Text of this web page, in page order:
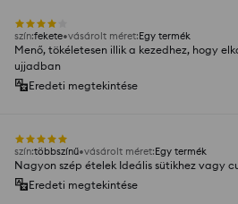
szín:fekete vásárolt méret:Egy termék
Menő, tökéletesen illik a kezedhez, hogy
ujjadban
Eredeti megtekintése
szín:többszínű vásárolt méret:Egy termék
Nagyon szép ételek Ideális sütikhez vagy
Eredeti megtekintése